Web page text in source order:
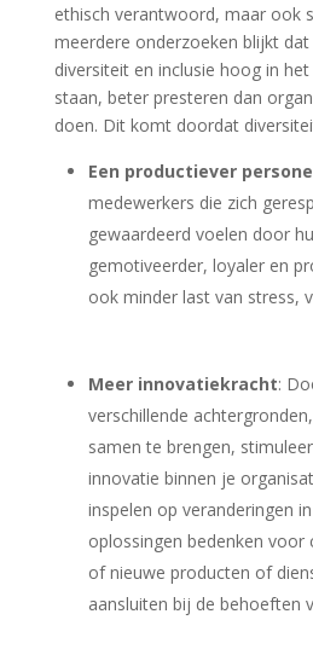
ethisch verantwoord, maar ook
meerdere onderzoeken blijkt
diversiteit en inclusie hoog in
staan, beter presteren dan
doen. Dit komt doordat
Een productiever
medewerkers die zich
gewaardeerd voelen door
gemotiveerder, loyaler en
ook minder last van stress,
Meer innovatiekracht:
verschillende
samen te brengen,
innovatie binnen je
inspelen op veranderingen
oplossingen bedenken voor
of nieuwe producten of
aansluiten bij de behoeften